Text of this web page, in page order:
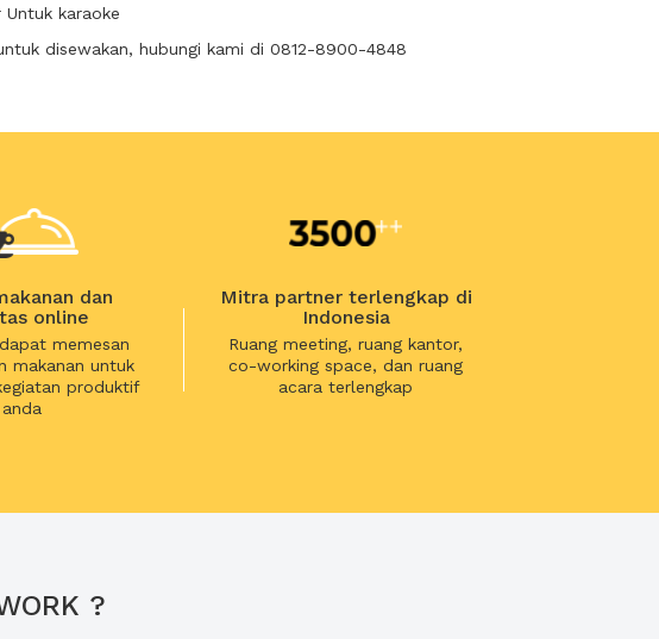
karaoke
disewakan, hubungi kami di 0812-8900-4848
dan
online
memesan
makanan untuk
produktif
anda
Mitra partner terlengkap di
Indonesia
Ruang meeting, ruang kantor,
co-working space, dan ruang
acara terlengkap
?